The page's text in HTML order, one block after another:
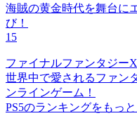
海賊の黄金時代を舞台に
び！
15
ファイナルファンタジー
世界中で愛されるファン
ンラインゲーム！
PS5のランキングをもっ